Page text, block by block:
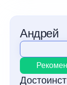
Андрей